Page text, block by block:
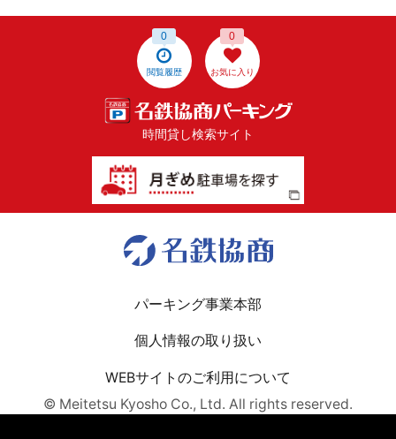
閲覧履歴
0
お気に入り
0
時間貸し検索サイト
パーキング事業本部
個人情報の取り扱い
WEBサイトのご利用について
© Meitetsu Kyosho Co., Ltd. All rights reserved.